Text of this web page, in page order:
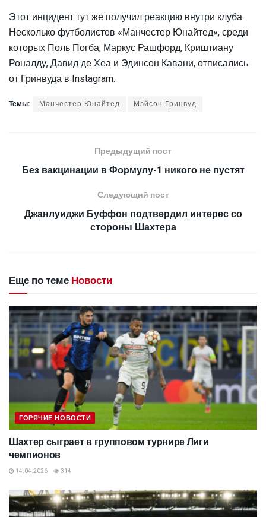
Этот инцидент тут же получил реакцию внутри клуба.
Несколько футболистов «Манчестер Юнайтед», среди
которых Поль Погба, Маркус Рашфорд, Криштиану
Роналду, Давид де Хеа и Эдинсон Кавани, отписались
от Гринвуда в Instagram.
Темы: Манчестер Юнайтед Мэйсон Гринвуд
Предыдущий пост
Без вакцинации в Формулу-1 никого не пустят
Следующий пост
Джанлуиджи Буффон подтвердил интерес со
стороны Шахтера
Еще по теме Новости
ГОРЯЧИЕ НОВОСТИ
Шахтер сыграет в групповом турнире Лиги
чемпионов
14.04.2026 314